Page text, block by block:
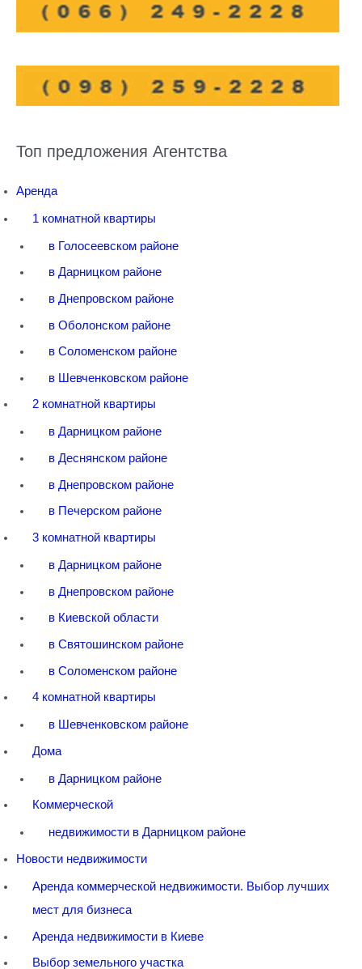
Топ предложения Агентства
Аренда
1 комнатной квартиры
в Голосеевском районе
в Дарницком районе
в Днепровском районе
в Оболонском районе
в Соломенском районе
в Шевченковском районе
2 комнатной квартиры
в Дарницком районе
в Деснянском районе
в Днепровском районе
в Печерском районе
3 комнатной квартиры
в Дарницком районе
в Днепровском районе
в Киевской области
в Святошинском районе
в Соломенском районе
4 комнатной квартиры
в Шевченковском районе
Дома
в Дарницком районе
Коммерческой
недвижимости в Дарницком районе
Новости недвижимости
Аренда коммерческой недвижимости. Выбор лучших
мест для бизнеса
Аренда недвижимости в Киеве
Выбор земельного участка